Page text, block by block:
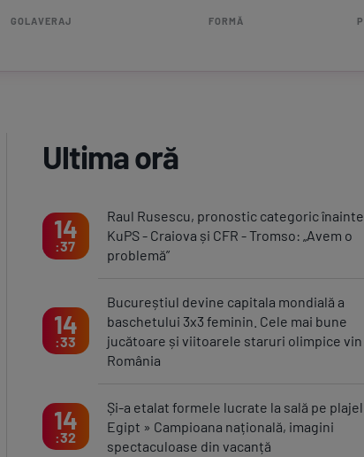
GOLAVERAJ FORMĂ
Ultima oră
14
37
Raul Rusescu, pronostic categoric
KuPS - Craiova și CFR - Tromso: „Avem o
problemă”
14
33
Bucureștiul devine capitala mondială a
baschetului 3x3 feminin. Cele mai bune
jucătoare și viitoarele staruri olimpice vin
România
14
32
Și-a etalat formele lucrate la sală pe
Egipt » Campioana națională, imagini
spectaculoase din vacanță